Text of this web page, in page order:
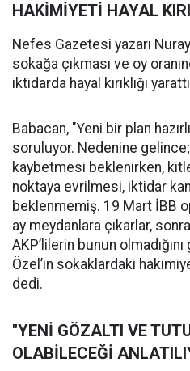
HAKİMİYETİ HAYAL
Nefes Gazetesi yazarı
sokağa çıkması ve oy
iktidarda hayal kırıklığı
Babacan, "Yeni bir plan
soruluyor. Nedenine
kaybetmesi beklenirken,
noktaya evrilmesi, iktidar
beklenmemiş. 19 Mart İBB
ay meydanlara çıkarlar,
AKP’lilerin bunun
Özel’in sokaklardaki
dedi.
"YENİ GÖZALTI VE
OLABİLECEĞİ